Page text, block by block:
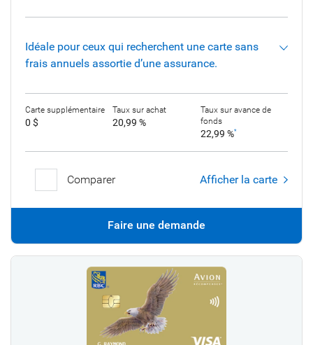
Idéale pour ceux qui recherchent une carte sans
frais annuels assortie d’une assurance.
Carte supplémentaire
0 $
Taux sur achat
20,99 %
Taux sur avance de
fonds
22,99 %*
Comparer Afficher la carte
Faire une demande